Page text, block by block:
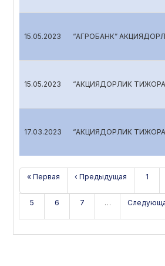
15.05.2023 “АГРОБАНК”
15.05.2023 “АКЦИЯДОРЛИК
17.03.2023 “АКЦИЯДОРЛИК
« Первая ‹ Предыдущая 1
5 6 7 …